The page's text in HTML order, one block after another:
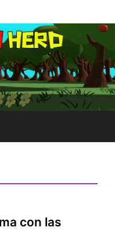
con las